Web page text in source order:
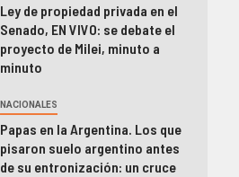
Ley de propiedad privada en el
Senado, EN VIVO: se debate el
proyecto de Milei, minuto a
minuto
NACIONALES
Papas en la Argentina. Los que
pisaron suelo argentino antes
de su entronización: un cruce